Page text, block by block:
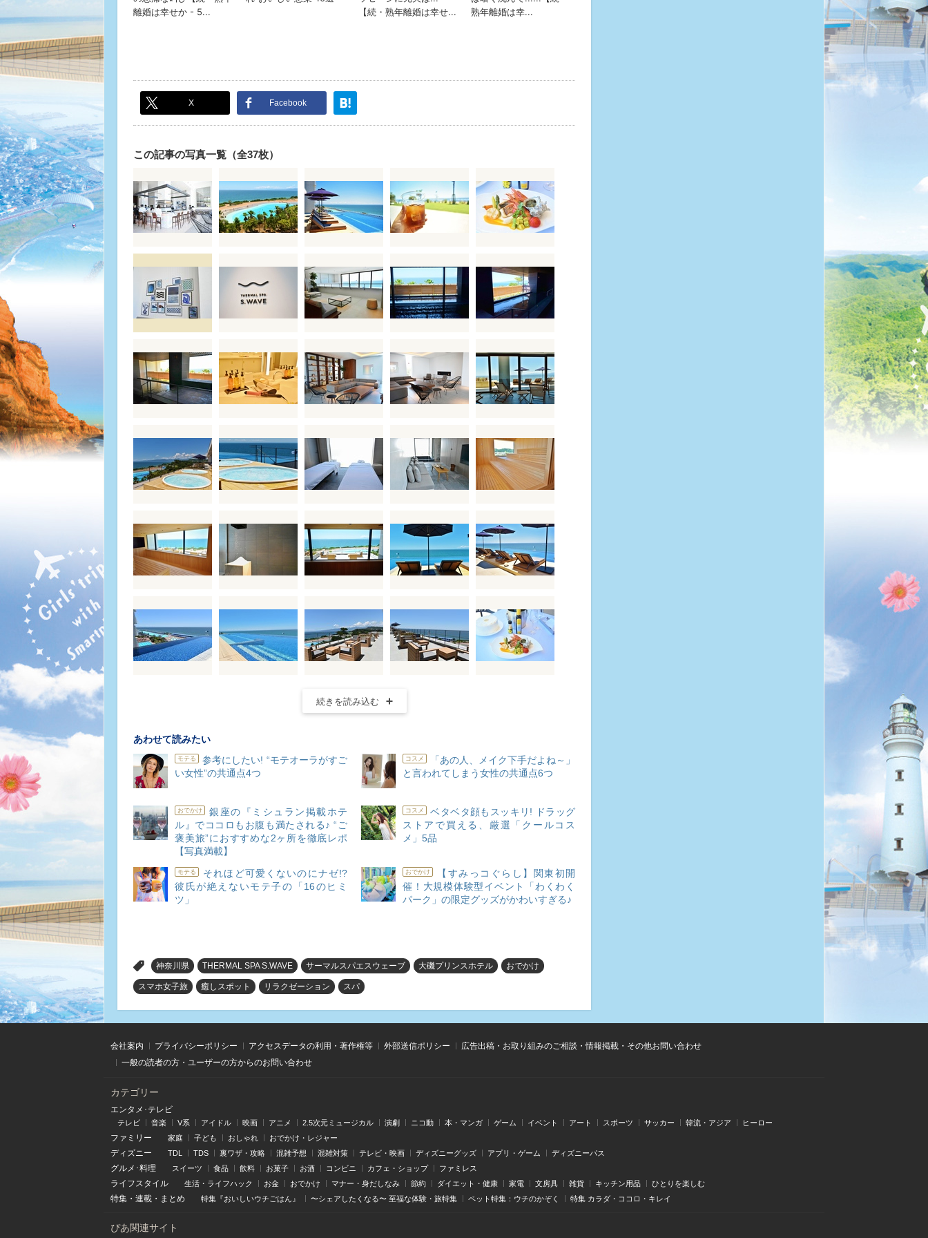
X Facebook
この記事の写真一覧（全37枚）
続きを読み込む
あわせて読みたい
モテる
参考にしたい! “モテオーラがすご
い女性”の共通点4つ
コスメ
「あの人、メイク下手だよね～」
と言われてしまう女性の共通点6つ
おでかけ
銀座の『ミシュラン掲載ホテ
ル』でココロもお腹も満たされる♪ “ご
褒美旅”におすすめな2ヶ所を徹底レポ
【写真満載】
コスメ
ベタベタ顔もスッキリ! ドラッグ
ストアで買える、厳選「クールコス
メ」5品
モテる
それほど可愛くないのにナゼ!?
彼氏が絶えないモテ子の「16のヒミ
ツ」
おでかけ
【すみっコぐらし】関東初開
催！大規模体験型イベント「わくわく
パーク」の限定グッズがかわいすぎる♪
神奈川県 THERMAL SPA S.WAVE サーマルスパエスウェーブ 大磯プリンスホテル おでかけ
スマホ女子旅 癒しスポット リラクゼーション スパ
会社案内 プライバシーポリシー アクセスデータの利用・著作権等 外部送信ポリシー
広告出稿・お取り組みのご相談・情報掲載・その他お問い合わせ
一般の読者の方・ユーザーの方からのお問い合わせ
カテゴリー
エンタメ･テレビ
テレビ 音楽 V系 アイドル 映画 アニメ 2.5次元ミュージカル 演劇 ニコ動 本・マンガ ゲーム イベント アート スポーツ サッカー 韓流・アジア ヒーロー
ファミリー 家庭 子ども おしゃれ おでかけ・レジャー
ディズニー TDL TDS 裏ワザ・攻略 混雑予想 混雑対策 テレビ・映画 ディズニーグッズ アプリ・ゲーム ディズニーパス
グルメ･料理 スイーツ 食品 飲料 お菓子 お酒 コンビニ カフェ・ショップ ファミレス
ライフスタイル 生活・ライフハック お金 おでかけ マナー・身だしなみ 節約 ダイエット・健康 家電 文房具 雑貨 キッチン用品 ひとりを楽しむ
特集 ・ 連載 ・ まとめ 特集『おいしいウチごはん』 〜シェアしたくなる〜 至福な体験・旅特集 ペット特集：ウチのかぞく 特集 カラダ・ココロ・キレイ
ぴあ関連サイト